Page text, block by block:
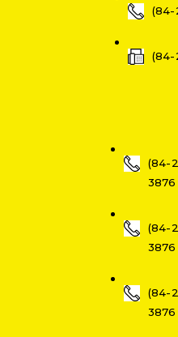
(84-
(84-
(84-
3876
(84-
3876
(84-
3876